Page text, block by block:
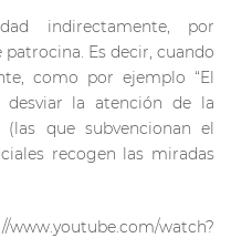
indirectamente, por
Es decir, cuando
como por ejemplo “El
desviar la atención de la
que subvencionan el
recogen las miradas
watch?